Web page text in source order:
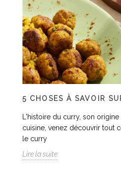
5 CHOSES À SAVOIR
L'histoire du curry, son
cuisine, venez découvrir tout
le curry
Lire la suite